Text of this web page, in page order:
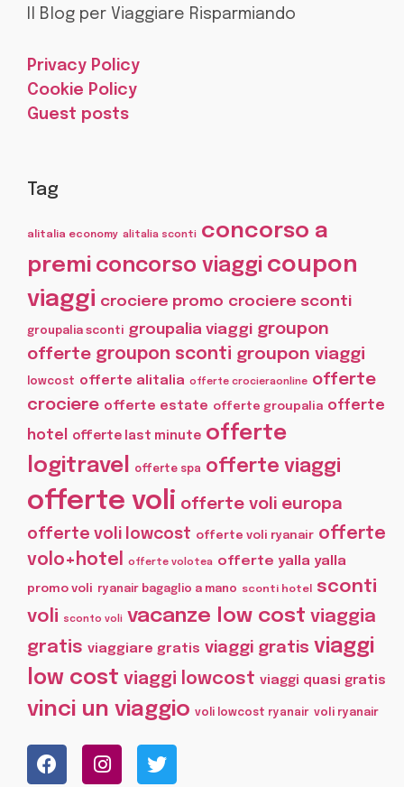
Il Blog per Viaggiare Risparmiando
Privacy Policy
Cookie Policy
Guest posts
Tag
alitalia economy alitalia sconti concorso a
premi concorso viaggi coupon
viaggi crociere promo crociere sconti
groupalia sconti groupalia viaggi groupon
offerte groupon sconti groupon viaggi
lowcost offerte alitalia offerte crocieraonline offerte
crociere offerte estate offerte groupalia offerte
hotel
offerte last minute offerte
logitravel offerte spa offerte viaggi
offerte voli offerte voli europa
offerte voli lowcost offerte voli ryanair offerte
volo+hotel offerte volotea offerte yalla yalla
promo voli ryanair bagaglio a mano sconti hotel
sconti
voli
sconto voli vacanze low cost viaggia
gratis viaggiare gratis viaggi gratis viaggi
low cost viaggi lowcost viaggi quasi gratis
vinci un viaggio voli lowcost ryanair voli ryanair